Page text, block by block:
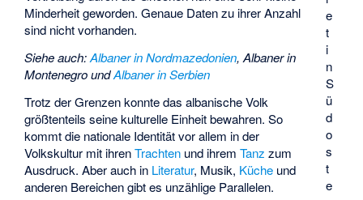
e
t
i
n
S
ü
d
o
s
t
e
Minderheit geworden. Genaue Daten zu ihrer Anzahl
sind nicht vorhanden.
Siehe auch:Albaner in Nordmazedonien,Albaner in
MontenegroundAlbaner in Serbien
Trotz der Grenzen konnte das albanische Volk
größtenteils seine kulturelle Einheit bewahren. So
kommt die nationale Identität vor allem in der
Volkskultur mit ihrenTrachten und ihremTanz zum
Ausdruck. Aber auch in Literatur, Musik, Küche und
anderen Bereichen gibt es unzählige Parallelen.